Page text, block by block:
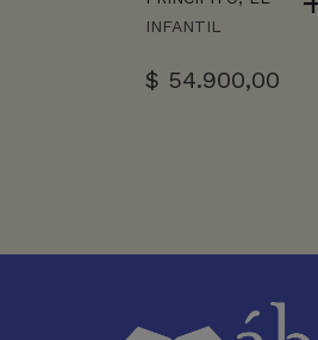
INFANTIL
$ 54.900,00